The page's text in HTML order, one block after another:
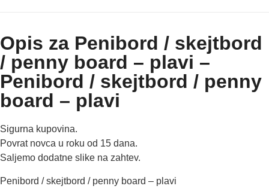
Opis za Penibord / skejtbord
/ penny board – plavi –
Penibord / skejtbord / penny
board – plavi
Sigurna kupovina.
Povrat novca u roku od 15 dana.
Saljemo dodatne slike na zahtev.
Penibord / skejtbord / penny board – plavi